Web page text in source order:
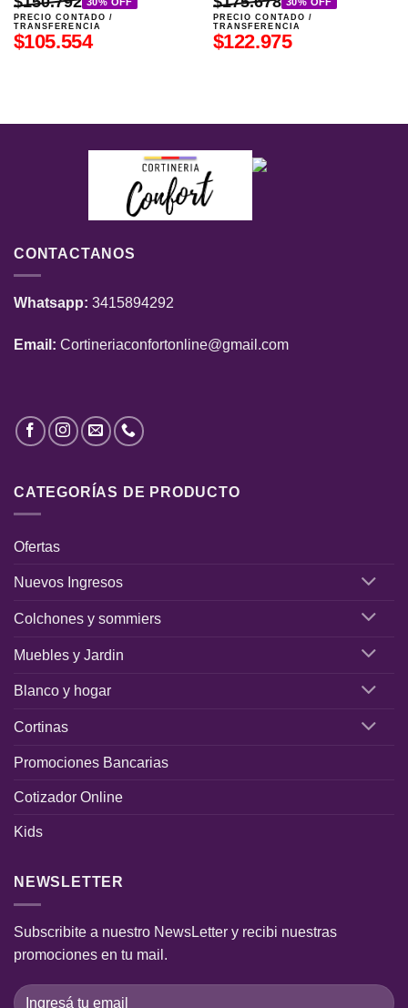
PRECIO CONTADO /
TRANSFERENCIA
$105.554
PRECIO CONTADO /
TRANSFERENCIA
$122.975
CONTACTANOS
Whatsapp: 3415894292
Email: Cortineriaconfortonline@gmail.com
CATEGORÍAS DE PRODUCTO
Ofertas
Nuevos Ingresos
Colchones y sommiers
Muebles y Jardin
Blanco y hogar
Cortinas
Promociones Bancarias
Cotizador Online
Kids
NEWSLETTER
Subscribite a nuestro NewsLetter y recibi nuestras
promociones en tu mail.